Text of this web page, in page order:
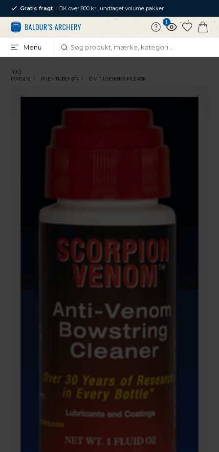
Gratis fragt i DK over 800 kr., undtaget volume pakker
1
Menu
100
FORSIDE PILE + TILBEHØR DIV. TILBEHØR & PILERØR